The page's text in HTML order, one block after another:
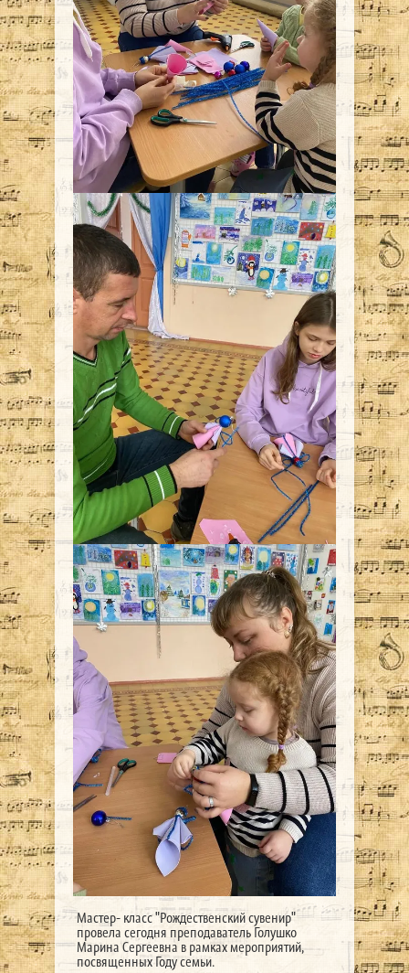
Мастер- класс "Рождественский сувенир"
провела сегодня преподаватель Голушко
Марина Сергеевна в рамках мероприятий,
посвященных Году семьи.